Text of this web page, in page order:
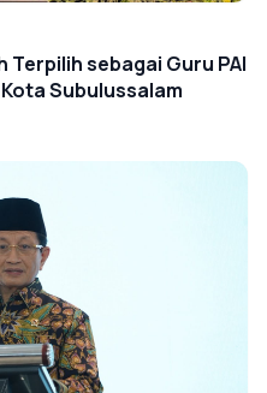
Terpilih sebagai Guru PAI
Subulussalam